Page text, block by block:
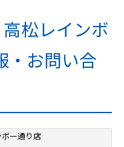
松レインボ
・お問い合
ボー通り店